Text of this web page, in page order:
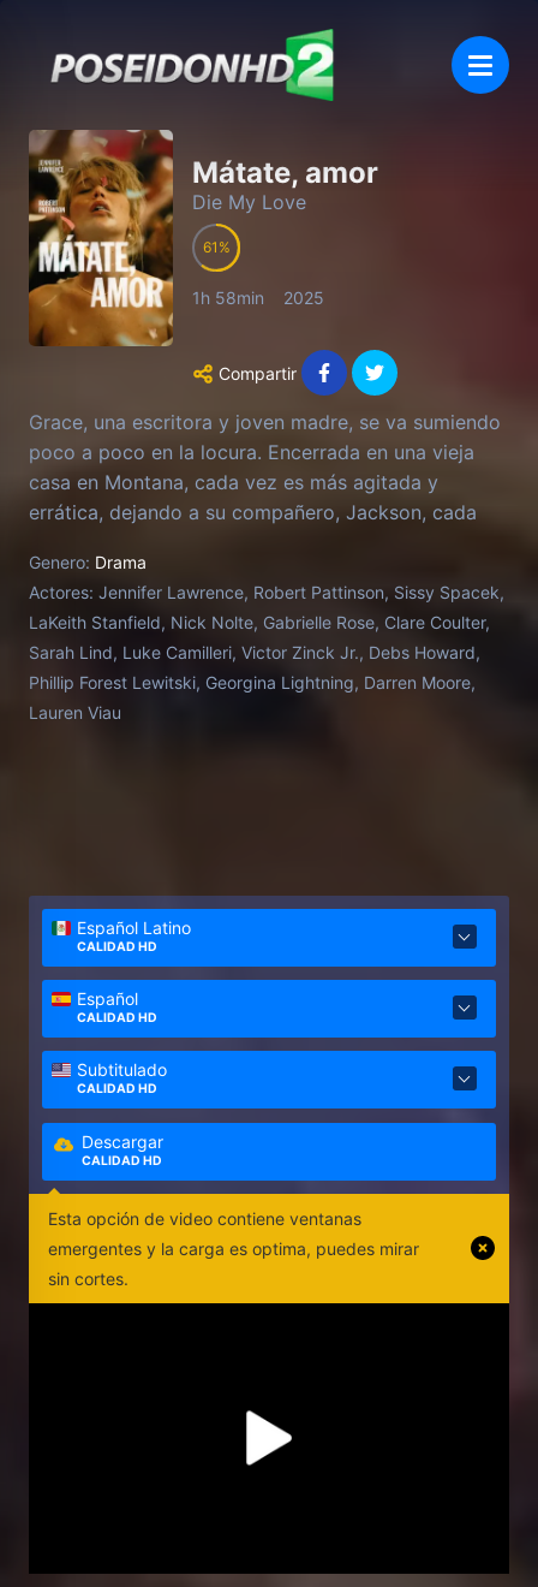
Mátate, amor
Die My Love
61
1h 58min 2025
Compartir
Grace, una escritora y joven madre, se va sumiendo
poco a poco en la locura. Encerrada en una vieja
casa en Montana, cada vez es más agitada y
errática, dejando a su compañero, Jackson, cada
Genero: Drama
Actores: Jennifer Lawrence, Robert Pattinson, Sissy Spacek,
LaKeith Stanfield, Nick Nolte, Gabrielle Rose, Clare Coulter,
Sarah Lind, Luke Camilleri, Victor Zinck Jr., Debs Howard,
Phillip Forest Lewitski, Georgina Lightning, Darren Moore,
Lauren Viau
Español Latino
CALIDAD HD
Español
CALIDAD HD
Subtitulado
CALIDAD HD
Descargar
CALIDAD HD
Esta opción de video contiene ventanas
emergentes y la carga es optima, puedes mirar
sin cortes.